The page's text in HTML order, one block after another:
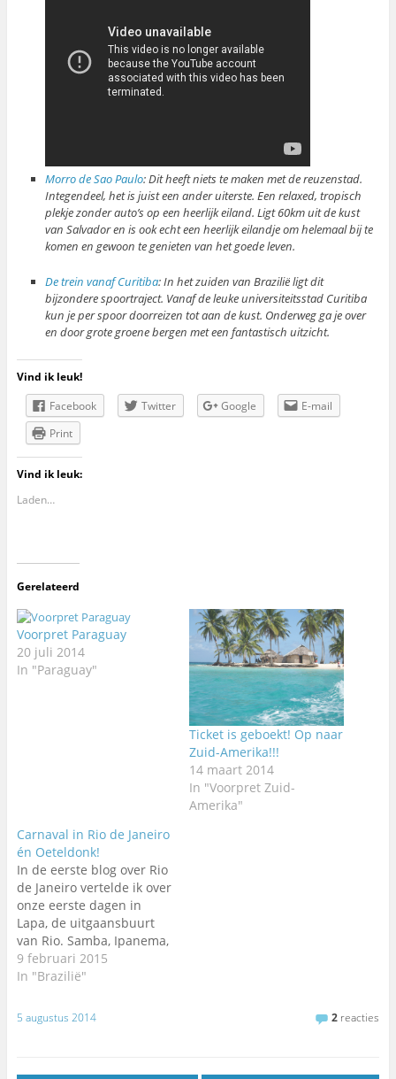
Morro de Sao Paulo: Dit heeft niets te maken met de reuzenstad.
Integendeel, het is juist een ander uiterste. Een relaxed, tropisch
plekje zonder auto’s op een heerlijk eiland. Ligt 60km uit de kust
van Salvador en is ook echt een heerlijk eilandje om helemaal bij te
komen en gewoon te genieten van het goede leven.
De trein vanaf Curitiba: In het zuiden van Brazilië ligt dit
bijzondere spoortraject. Vanaf de leuke universiteitsstad Curitiba
kun je per spoor doorreizen tot aan de kust. Onderweg ga je over
en door grote groene bergen met een fantastisch uitzicht.
Vind ik leuk!
Facebook
Twitter Google
E-mail
Print
Vind ik leuk:
Laden…
Gerelateerd
Voorpret Paraguay
20 juli 2014
In "Paraguay"
Ticket is geboekt! Op naar
Zuid-Amerika!!!
14 maart 2014
In "Voorpret Zuid-
Amerika"
Carnaval in Rio de Janeiro
én Oeteldonk!
In de eerste blog over Rio
de Janeiro vertelde ik over
onze eerste dagen in
Lapa, de uitgaansbuurt
van Rio. Samba, Ipanema,
favela en Maracanã
waren zomaar wat zaken
hebben. Deze blog gaat
over Santa Teresa. Dit ligt
9 februari 2015
In "Brazilië"
5 augustus 2014 2 reacties